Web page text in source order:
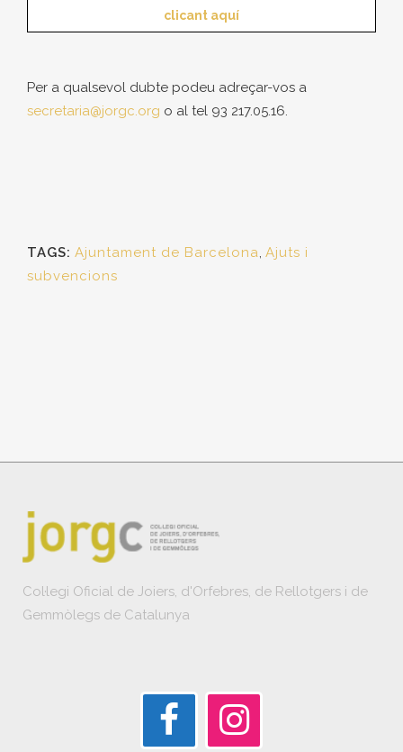
clicant aquí
Per a qualsevol dubte podeu adreçar-vos a
secretaria@jorgc.org o al tel 93 217.05.16.
TAGS: Ajuntament de Barcelona, Ajuts i
subvencions
Col·legi Oficial de Joiers, d'Orfebres, de Rellotgers i de
Gemmòlegs de Catalunya